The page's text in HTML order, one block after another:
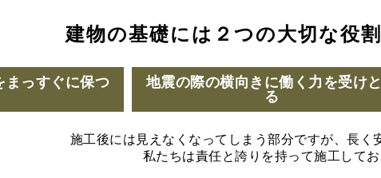
建物の基礎には２つの大切な役
まっすぐに保つ
地震の際の横向きに働く力を受け
る
施工後には見えなくなってしまう部分ですが、長く
私たちは責任と誇りを持って施工してお